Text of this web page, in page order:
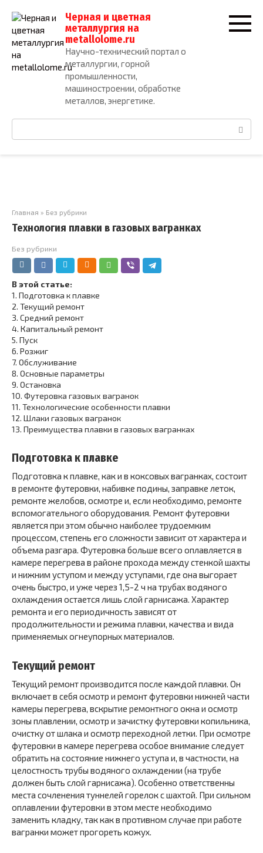
контенту
Черная и цветная
металлургия на
metallolome.ru
Научно-технический портал о
металлургии, горной
промышленности,
машиностроении, обработке
металлов, энергетике.
Главная » Без рубрики
Технология плавки в газовых вагранках
Без рубрики
В этой статье:
1. Подготовка к плавке
2. Текущий ремонт
3. Средний ремонт
4. Капитальный ремонт
5. Пуск
6. Розжиг
7. Обслуживание
8. Основные параметры
9. Остановка
10. Футеровка газовых вагранок
11. Технологические особенности плавки
12. Шлаки газовых вагранок
13. Преимущества плавки в газовых вагранках
Подготовка к плавке
Подготовка к плавке, как и в коксовых вагранках, состоит
в ремонте футеровки, набивке подины, заправке леток,
ремонте желобов, осмотре и, если необходимо, ремонте
вспомогательного оборудования. Ремонт футеровки
является при этом обычно наиболее трудоемким
процессом, степень его сложности зависит от характера и
объема разгара. Футеровка больше всего оплавляется в
камере перегрева в районе прохода между стенкой шахты
и нижним уступом и между уступами, где она выгорает
очень быстро, и уже через 1,5-2 ч на трубах водяного
охлаждения остается лишь слой гарнисажа. Характер
ремонта и его периодичность зависят от
продолжительности и режима плавки, качества и вида
применяемых огнеупорных материалов.
Текущий ремонт
Текущий ремонт производится после каждой плавки. Он
включает в себя осмотр и ремонт футеровки нижней части
камеры перегрева, вскрытие ремонтного окна и осмотр
зоны плавлении, осмотр и зачистку футеровки копильника,
очистку от шлака и осмотр переходной летки. При осмотре
футеровки в камере перегрева особое внимание следует
обратить на состояние нижнего уступа и, в частности, на
целостность трубы водяного охлаждении (на трубе
должен быть слой гарнисажа). Особенно ответственны
места сочленения туннелей горелок с шахтой. При сильном
оплавлении футеровки в этом месте необходимо
заменить кладку, так как в противном случае при работе
вагранки может прогореть кожух.